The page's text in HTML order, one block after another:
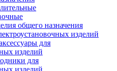
общего назначения
изделий
для
изделий
для
изделий